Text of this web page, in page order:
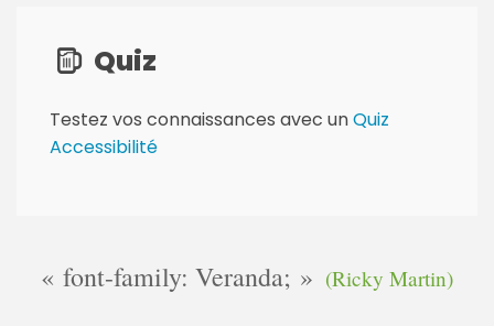
Quiz
Testez vos connaissances avec unQuiz
Accessibilité
font-family: Veranda; (Ricky Martin)